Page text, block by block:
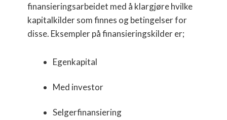
finansieringsarbeidet med å klargjøre hvilke
kapitalkilder som finnes og betingelser for
disse. Eksempler på finansieringskilder er;
Egenkapital
Med investor
Selgerfinansiering